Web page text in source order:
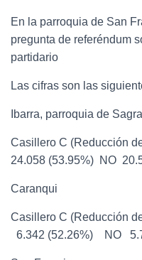
En la parroquia de San
pregunta de referéndum
partidario
Las cifras son las
Ibarra, parroquia de
Casillero C (Reducción
24.058 (53.95%) NO
Caranqui
Casillero C (Reducción
6.342 (52.26%) NO